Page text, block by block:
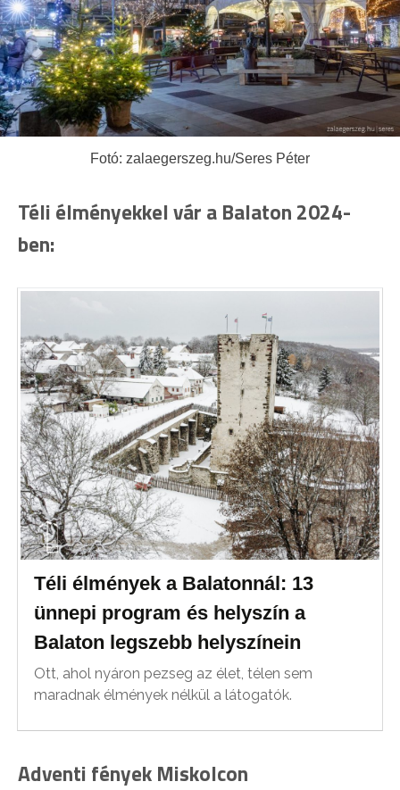
Fotó: zalaegerszeg.hu/Seres Péter
Téli élményekkel vár a Balaton 2024-
ben:
Téli élmények a Balatonnál: 13
ünnepi program és helyszín a
Balaton legszebb helyszínein
Ott, ahol nyáron pezseg az élet, télen sem
maradnak élmények nélkül a látogatók.
Adventi fények Miskolcon